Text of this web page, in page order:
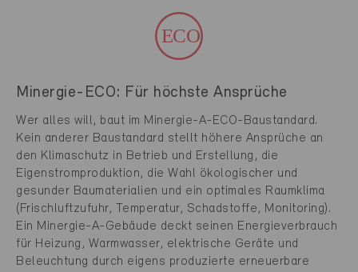
Minergie-ECO: Für höchste Ansprüche
Wer alles will, baut im Minergie-A-ECO-Baustandard.
Kein anderer Baustandard stellt höhere Ansprüche an
den Klimaschutz in Betrieb und Erstellung, die
Eigenstromproduktion, die Wahl ökologischer und
gesunder Baumaterialien und ein optimales Raumklima
(Frischluftzufuhr, Temperatur, Schadstoffe, Monitoring).
Ein Minergie-A-Gebäude deckt seinen Energieverbrauch
für Heizung, Warmwasser, elektrische Geräte und
Beleuchtung durch eigens produzierte erneuerbare